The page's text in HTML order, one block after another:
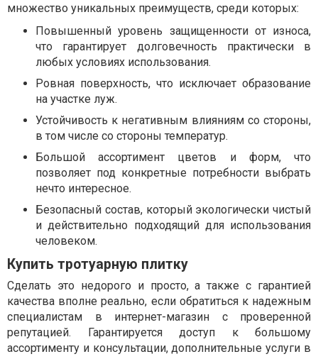
множество уникальных преимуществ, среди которых:
Повышенный уровень защищенности от износа,
что гарантирует долговечность практически в
любых условиях использования.
Ровная поверхность, что исключает образование
на участке луж.
Устойчивость к негативным влияниям со стороны,
в том числе со стороны температур.
Большой ассортимент цветов и форм, что
позволяет под конкретные потребности выбрать
нечто интересное.
Безопасный состав, который экологически чистый
и действительно подходящий для использования
человеком.
Купить тротуарную плитку
Сделать это недорого и просто, а также с гарантией
качества вполне реально, если обратиться к надежным
специалистам в интернет-магазин с проверенной
репутацией. Гарантируется доступ к большому
ассортименту и консультации, дополнительные услуги в